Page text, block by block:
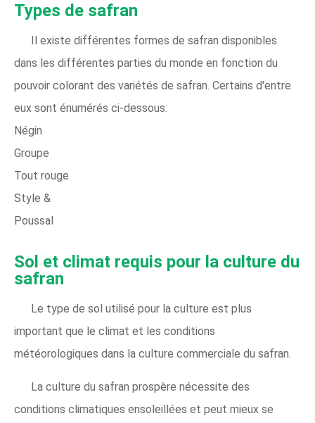
Types de safran
Il existe différentes formes de safran disponibles
dans les différentes parties du monde en fonction du
pouvoir colorant des variétés de safran. Certains d'entre
eux sont énumérés ci-dessous:
Négin
Groupe
Tout rouge
Style &
Poussal
Sol et climat requis pour la culture du
safran
Le type de sol utilisé pour la culture est plus
important que le climat et les conditions
météorologiques dans la culture commerciale du safran.
La culture du safran prospère nécessite des
conditions climatiques ensoleillées et peut mieux se